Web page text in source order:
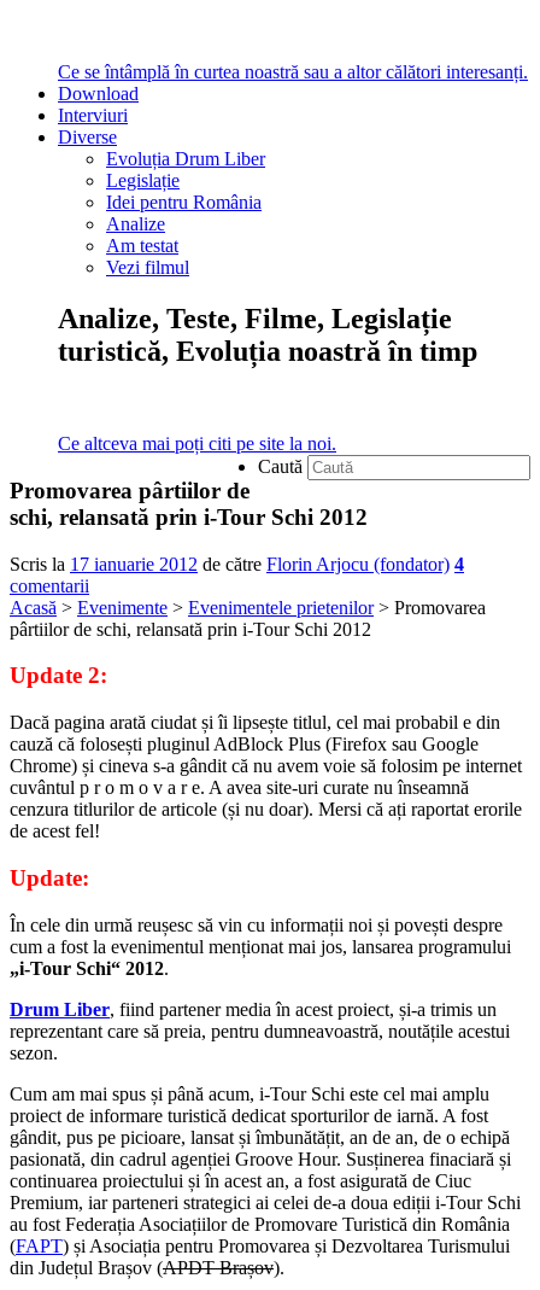
Ce se întâmplă în curtea noastră sau a altor călători interesanți.
Download
Interviuri
Diverse
Evoluția Drum Liber
Legislație
Idei pentru România
Analize
Am testat
Vezi filmul
Analize, Teste, Filme, Legislație
turistică, Evoluția noastră în timp
Ce altceva mai poți citi pe site la noi.
Caută
Promovarea pârtiilor de
schi, relansată prin i-Tour Schi 2012
Scris la 17 ianuarie 2012 de către Florin Arjocu (fondator) 4
comentarii
Acasă > Evenimente > Evenimentele prietenilor> Promovarea
pârtiilor de schi, relansată prin i-Tour Schi 2012
Update 2:
Dacă pagina arată ciudat și îi lipsește titlul, cel mai probabil e din
cauză că folosești pluginul AdBlock Plus (Firefox sau Google
Chrome) și cineva s-a gândit că nu avem voie să folosim pe internet
cuvântul p r o m o v a r e. A avea site-uri curate nu înseamnă
cenzura titlurilor de articole (și nu doar). Mersi că ați raportat erorile
de acest fel!
Update:
În cele din urmă reușesc să vin cu informații noi și povești despre
cum a fost la evenimentul menționat mai jos, lansarea programului
„i-Tour Schi“ 2012.
Drum Liber, fiind partener media în acest proiect, și-a trimis un
reprezentant care să preia, pentru dumneavoastră, noutățile acestui
sezon.
Cum am mai spus și până acum, i-Tour Schi este cel mai amplu
proiect de informare turistică dedicat sporturilor de iarnă. A fost
gândit, pus pe picioare, lansat și îmbunătățit, an de an, de o echipă
pasionată, din cadrul agenției Groove Hour. Susținerea finaciară și
continuarea proiectului și în acest an, a fost asigurată de Ciuc
Premium, iar parteneri strategici ai celei de-a doua ediții i-Tour Schi
au fost Federația Asociațiilor de Promovare Turistică din România
(FAPT) și Asociația pentru Promovarea și Dezvoltarea Turismului
din Județul Brașov (APDT Brașov).